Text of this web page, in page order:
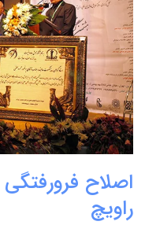
اصلاح
راویچ